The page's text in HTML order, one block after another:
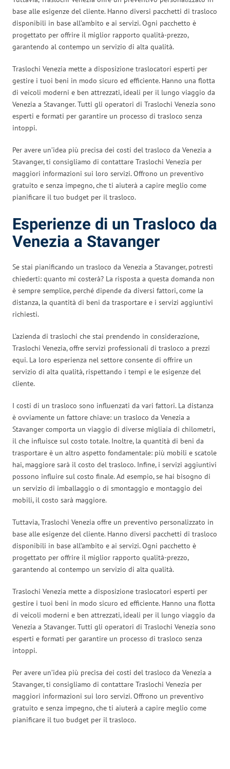
base alle esigenze del cliente. Hanno diversi pacchetti di trasloco
disponibili in base all’ambito e ai servizi. Ogni pacchetto è
progettato per offrire il miglior rapporto qualità-prezzo,
garantendo al contempo un servizio di alta qualità.
Traslochi Venezia mette a disposizione traslocatori esperti per
gestire i tuoi beni in modo sicuro ed efficiente. Hanno una flotta
di veicoli moderni e ben attrezzati, ideali per il lungo viaggio da
Venezia a Stavanger. Tutti gli operatori di Traslochi Venezia sono
esperti e formati per garantire un processo di trasloco senza
intoppi.
Per avere un’idea più precisa dei costi del trasloco da Venezia a
Stavanger, ti consigliamo di contattare Traslochi Venezia per
maggiori informazioni sui loro servizi. Offrono un preventivo
gratuito e senza impegno, che ti aiuterà a capire meglio come
pianificare il tuo budget per il trasloco.
Esperienze di un Trasloco da
Venezia a Stavanger
Se stai pianificando un trasloco da Venezia a Stavanger, potresti
chiederti: quanto mi costerà? La risposta a questa domanda non
è sempre semplice, perché dipende da diversi fattori, come la
distanza, la quantità di beni da trasportare e i servizi aggiuntivi
richiesti.
L’azienda di traslochi che stai prendendo in considerazione,
Traslochi Venezia, offre servizi professionali di trasloco a prezzi
equi. La loro esperienza nel settore consente di offrire un
servizio di alta qualità, rispettando i tempi e le esigenze del
cliente.
I costi di un trasloco sono influenzati da vari fattori. La distanza
è ovviamente un fattore chiave: un trasloco da Venezia a
Stavanger comporta un viaggio di diverse migliaia di chilometri,
il che influisce sul costo totale. Inoltre, la quantità di beni da
trasportare è un altro aspetto fondamentale: più mobili e scatole
hai, maggiore sarà il costo del trasloco. Infine, i servizi aggiuntivi
possono influire sul costo finale. Ad esempio, se hai bisogno di
un servizio di imballaggio o di smontaggio e montaggio dei
mobili, il costo sarà maggiore.
Tuttavia, Traslochi Venezia offre un preventivo personalizzato in
base alle esigenze del cliente. Hanno diversi pacchetti di trasloco
disponibili in base all’ambito e ai servizi. Ogni pacchetto è
progettato per offrire il miglior rapporto qualità-prezzo,
garantendo al contempo un servizio di alta qualità.
Traslochi Venezia mette a disposizione traslocatori esperti per
gestire i tuoi beni in modo sicuro ed efficiente. Hanno una flotta
di veicoli moderni e ben attrezzati, ideali per il lungo viaggio da
Venezia a Stavanger. Tutti gli operatori di Traslochi Venezia sono
esperti e formati per garantire un processo di trasloco senza
intoppi.
Per avere un’idea più precisa dei costi del trasloco da Venezia a
Stavanger, ti consigliamo di contattare Traslochi Venezia per
maggiori informazioni sui loro servizi. Offrono un preventivo
gratuito e senza impegno, che ti aiuterà a capire meglio come
pianificare il tuo budget per il trasloco.